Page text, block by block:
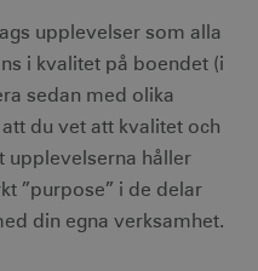
upplevelser som alla
i kvalitet på boendet (i
sedan med olika
du vet att kvalitet och
upplevelserna håller
”purpose” i de delar
din egna verksamhet.